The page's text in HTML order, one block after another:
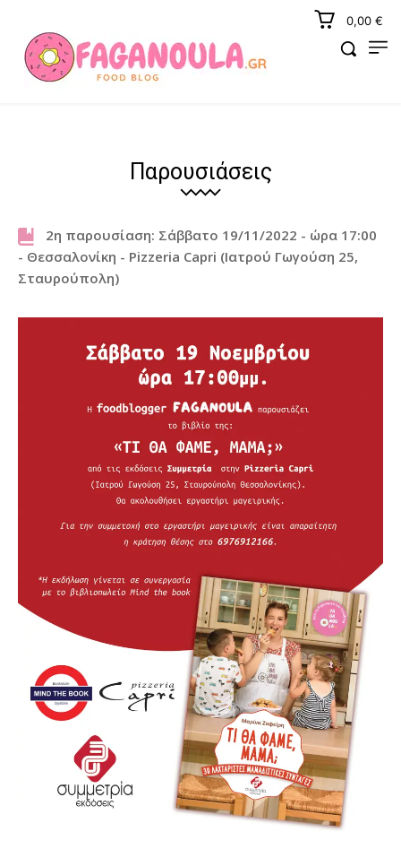
0,00 €
Παρουσιάσεις
2η παρουσίαση: Σάββατο 19/11/2022 - ώρα 17:00
- Θεσσαλονίκη - Pizzeria Capri (Ιατρού Γωγούση 25,
Σταυρούπολη)